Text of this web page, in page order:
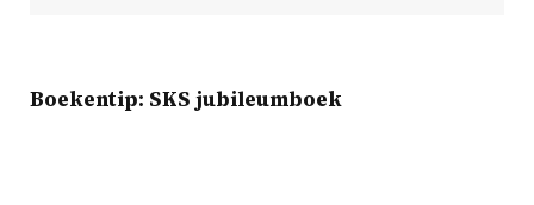
Boekentip: SKS jubileumboek